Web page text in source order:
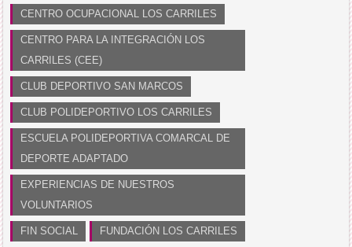
CENTRO OCUPACIONAL LOS CARRILES
CENTRO PARA LA INTEGRACIÓN LOS
CARRILES (CEE)
CLUB DEPORTIVO SAN MARCOS
CLUB POLIDEPORTIVO LOS CARRILES
ESCUELA POLIDEPORTIVA COMARCAL DE
DEPORTE ADAPTADO
EXPERIENCIAS DE NUESTROS
VOLUNTARIOS
FIN SOCIAL FUNDACIÓN LOS CARRILES